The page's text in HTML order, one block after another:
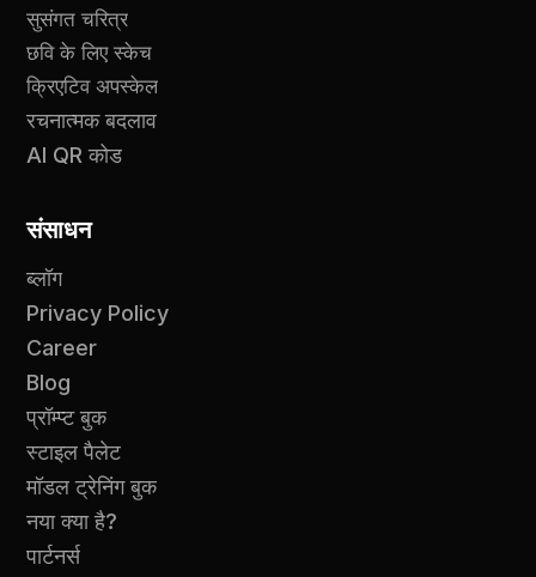
सुसंगत चरित्र
छवि के लिए स्केच
क्रिएटिव अपस्केल
रचनात्मक बदलाव
AI QR कोड
संसाधन
ब्लॉग
Privacy Policy
Career
Blog
प्रॉम्प्ट बुक
स्टाइल पैलेट
मॉडल ट्रेनिंग बुक
नया क्या है?
पार्टनर्स